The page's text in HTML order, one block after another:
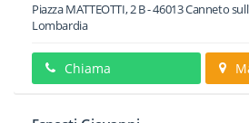
Piazza MATTEOTTI, 2 B-46013Canneto
Lombardia
Chiama